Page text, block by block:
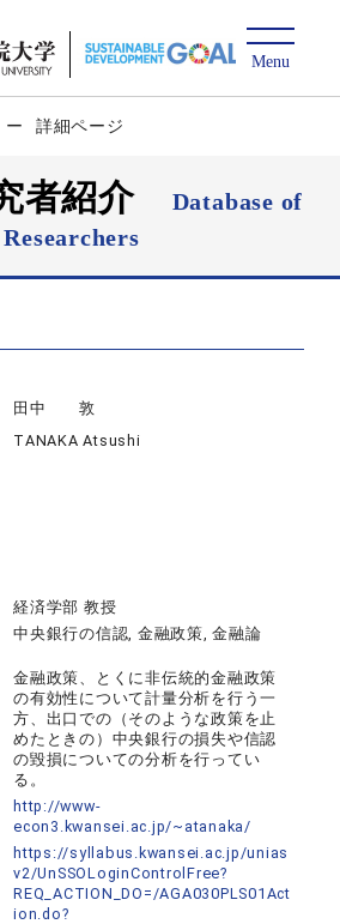
詳細ページ
者紹介
Database of
Researchers
田中 敦
TANAKA Atsushi
経済学部 教授
中央銀行の信認, 金融政策, 金融論
金融政策、とくに非伝統的金融政策
の有効性について計量分析を行う一
方、出口での（そのような政策を止
めたときの）中央銀行の損失や信認
の毀損についての分析を行ってい
る。
http://www-
econ3.kwansei.ac.jp/~atanaka/
https://syllabus.kwansei.ac.jp/unias
v2/UnSSOLoginControlFree?
REQ_ACTION_DO=/AGA030PLS01Act
ion.do?